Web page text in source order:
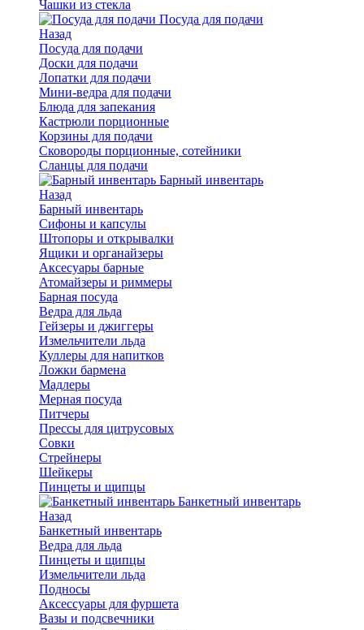
Чашки из стекла
Посуда для подачи
Назад
Посуда для подачи
Доски для подачи
Лопатки для подачи
Мини-ведра для подачи
Блюда для запекания
Кастрюли порционные
Корзины для подачи
Сковороды порционные, сотейники
Сланцы для подачи
Барный инвентарь
Назад
Барный инвентарь
Сифоны и капсулы
Штопоры и открывалки
Ящики и органайзеры
Аксесуары барные
Атомайзеры и риммеры
Барная посуда
Ведра для льда
Гейзеры и джиггеры
Измельчители льда
Куллеры для напитков
Ложки бармена
Мадлеры
Мерная посуда
Питчеры
Прессы для цитрусовых
Совки
Стрейнеры
Шейкеры
Пинцеты и щипцы
Банкетный инвентарь
Назад
Банкетный инвентарь
Ведра для льда
Пинцеты и щипцы
Измельчители льда
Подносы
Аксессуары для фуршета
Вазы и подсвечники